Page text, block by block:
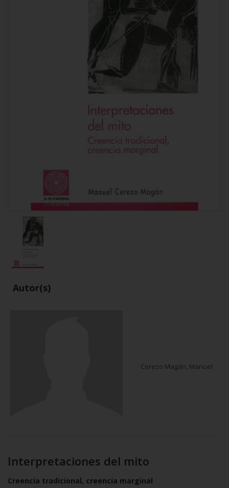
Autor(s)
Cerezo Magán, Manuel
Interpretaciones del mito
Creencia tradicional, creencia marginal